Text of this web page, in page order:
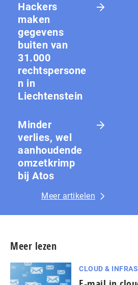
Hackers
maken
gegevens
buiten van
31.000
rechtspersone
n in
Liechtenstein
Minder
verlies, wel
aanhoudende
omzetkrimp
bij Atos
Meer artikelen
Meer lezen
CLOUD &